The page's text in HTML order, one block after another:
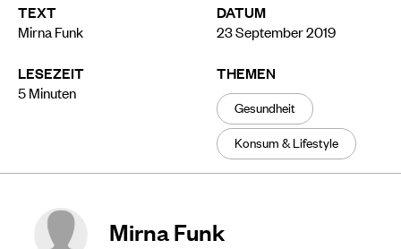
TEXT
Mirna Funk
LESEZEIT
5Minuten
DATUM
23 September 2019
THEMEN
Gesundheit
Konsum & Lifestyle
Mirna Funk